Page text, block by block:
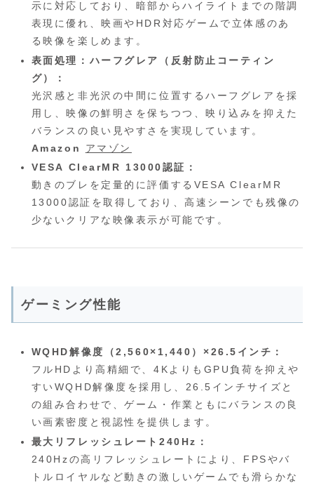
示に対応しており、暗部からハイライトまでの階調
表現に優れ、映画やHDR対応ゲームで立体感のあ
る映像を楽しめます。
表面処理：ハーフグレア（反射防止コーティン
グ）：
光沢感と非光沢の中間に位置するハーフグレアを採
用し、映像の鮮明さを保ちつつ、映り込みを抑えた
バランスの良い見やすさを実現しています。
Amazon
アマゾン
VESA ClearMR 13000認証：
動きのブレを定量的に評価するVESA ClearMR
13000認証を取得しており、高速シーンでも残像の
少ないクリアな映像表示が可能です。
ゲーミング性能
WQHD解像度（2,560×1,440）×26.5インチ：
フルHDより高精細で、4KよりもGPU負荷を抑えや
すいWQHD解像度を採用し、26.5インチサイズと
の組み合わせで、ゲーム・作業ともにバランスの良
い画素密度と視認性を提供します。
最大リフレッシュレート240Hz：
240Hzの高リフレッシュレートにより、FPSやバ
トルロイヤルなど動きの激しいゲームでも滑らかな